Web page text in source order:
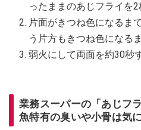
ったままのあじフライを2
片面がきつね色になるま
う片方もきつね色になる
弱火にして両面を約30秒
業務スーパーの「あじフ
魚特有の臭いや小骨は気